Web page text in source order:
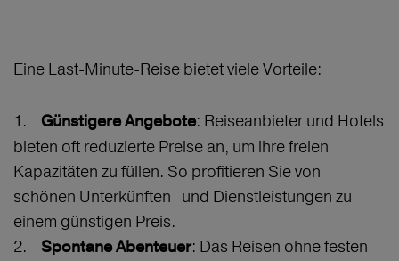
Eine Last-Minute-Reise bietet viele Vorteile:
1. Günstigere Angebote: Reiseanbieter und Hotels
bieten oft reduzierte Preise an, um ihre freien
Kapazitäten zu füllen. So profitieren Sie von
schönen Unterkünften und Dienstleistungen zu
einem günstigen Preis.
2. Spontane Abenteuer: Das Reisen ohne festen